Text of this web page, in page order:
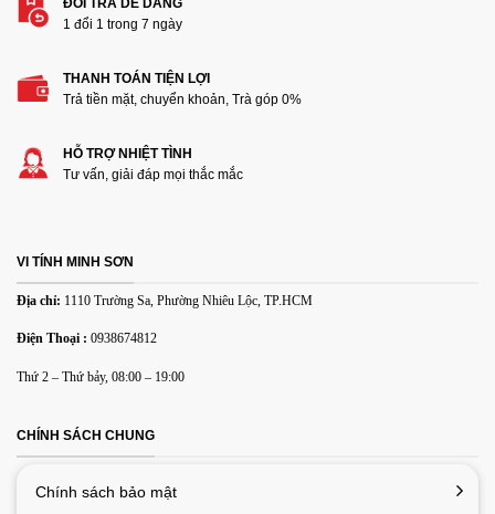
Thêm ảnh đánh giá
Các định dạng ảnh được chấp nhận: jpg,png.
Email*
cho lần bình luận kế tiếp của tôi.
ĐỔI TRẢ DỄ DÀNG
1 đổi 1 trong 7 ngày
THANH TOÁN TIỆN LỢI
Trả tiền mặt, chuyển khoản, Trà góp 0%
HỖ TRỢ NHIỆT TÌNH
Tư vấn, giải đáp mọi thắc mắc
VI TÍNH MINH SƠN
Địa chỉ: 1110 Trường Sa, Phường Nhiêu Lộc, TP.HCM
Điện Thoại : 0938674812
Thứ 2 – Thứ bảy, 08:00 – 19:00
CHÍNH SÁCH CHUNG
Chính sách bảo mật